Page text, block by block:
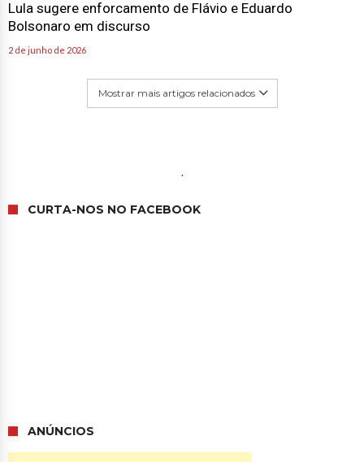
Lula sugere enforcamento de Flávio e Eduardo
Bolsonaro em discurso
2 de junho de 2026
Mostrar mais artigos relacionados
.
CURTA-NOS NO FACEBOOK
ANÚNCIOS